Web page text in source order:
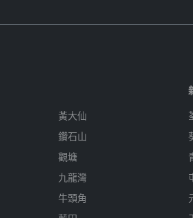
黃大仙
鑽石山
觀塘
九龍灣
牛頭角